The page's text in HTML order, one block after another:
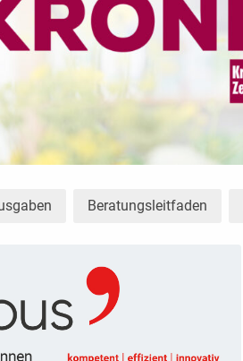
Beratungsleitfaden